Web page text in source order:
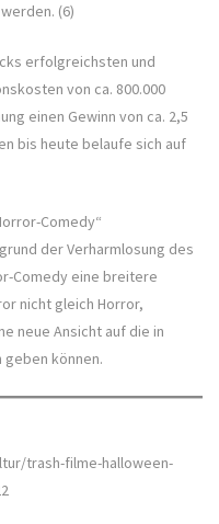
(6)
erfolgreichsten und
von ca. 800.000
einen Gewinn von ca. 2,5
bis heute belaufe sich auf
Comedy“
der Verharmlosung des
Comedy eine breitere
nicht gleich Horror,
neue Ansicht auf die in
geben können.
trash-filme-halloween-